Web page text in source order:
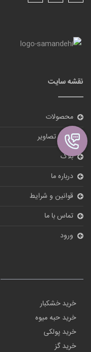
نقشه سایت
محصولات
گالری تصاویر
بلاگ
درباره ما
قوانین و شرایط
تماس با ما
ورود
خرید خشکبار
خرید حبه میوه
خرید پولکی
خرید گز